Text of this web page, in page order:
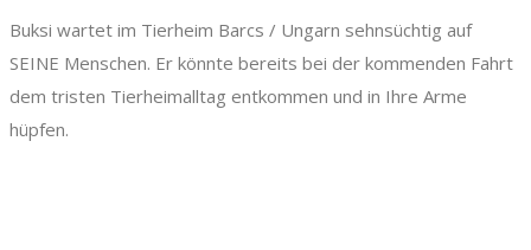
Buksi wartet im Tierheim Barcs / Ungarn sehnsüchtig auf
SEINE Menschen. Er könnte bereits bei der kommenden Fahrt
dem tristen Tierheimalltag entkommen und in Ihre Arme
hüpfen.